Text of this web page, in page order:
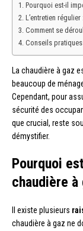
Pourquoi est-il
L’entretien
Comment se
Conseils
La chaudière à gaz
beaucoup de
Cependant, pour
sécurité des
que crucial, reste
démystifier.
Pourquoi
chaudière à
Il existe plusieurs
chaudière à gaz ne